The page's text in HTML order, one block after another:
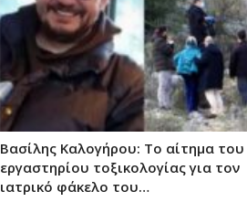
Βασίλης Καλογήρου: Το αίτημα του
εργαστηρίου τοξικολογίας για τον
ιατρικό φάκελο του…